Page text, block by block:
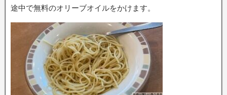
途中で無料のオリーブオイルをかけます。